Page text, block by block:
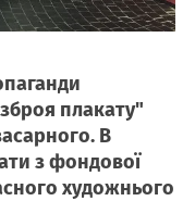
плакату"
В
з фондової
художнього